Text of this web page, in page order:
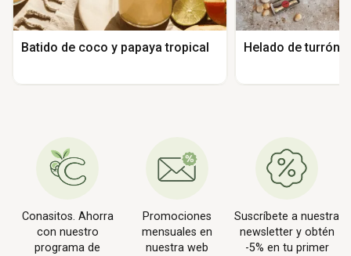
Batido de coco y papaya tropical Helado de turrón
Conasitos. Ahorra
con nuestro
programa de
Promociones
mensuales en
nuestra web
Suscríbete a nuestra
newsletter y obtén
-5% en tu primer